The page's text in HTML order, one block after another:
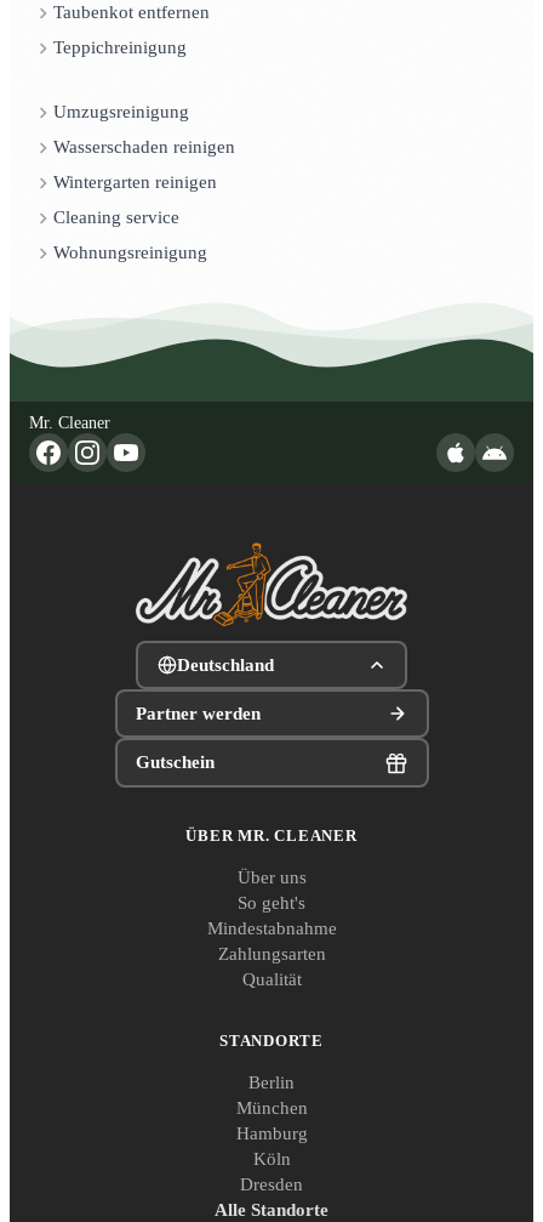
Taubenkot entfernen
Teppichreinigung
Umzugsreinigung
Wasserschaden reinigen
Wintergarten reinigen
Cleaning service
Wohnungsreinigung
Mr. Cleaner
Deutschland
Partner werden
Gutschein
ÜBER MR. CLEANER
Über uns
So geht's
Mindestabnahme
Zahlungsarten
Qualität
STANDORTE
Berlin
München
Hamburg
Köln
Dresden
Alle Standorte